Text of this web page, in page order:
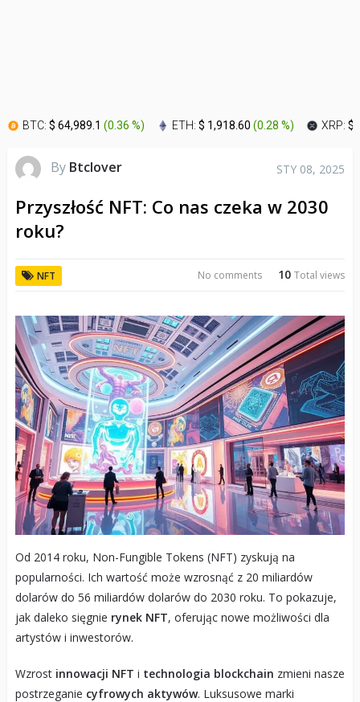
BTC: $ 64,989.1 (0.36 %) ETH: $ 1,918.60 (0.28 %) XRP: $
By Btclover STY 08, 2025
Przyszłość NFT: Co nas czeka w 2030
roku?
NFT 10Total views
No comments
Od 2014 roku, Non-Fungible Tokens (NFT) zyskują na
popularności. Ich wartość może wzrosnąć z 20 miliardów
dolarów do 56 miliardów dolarów do 2030 roku. To pokazuje,
jak daleko sięgnie rynek NFT, oferując nowe możliwości dla
artystów i inwestorów.
Wzrost innowacji NFT i technologia blockchain zmieni nasze
postrzeganie cyfrowych aktywów. Luksusowe marki